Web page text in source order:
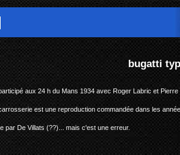
type 50C (S) torpedo
aux 24 h du Mans 1934 avec Roger Labric et Pierre
est une reproduction commandée dans les
par De Villats (??)... mais c'est une erreur.